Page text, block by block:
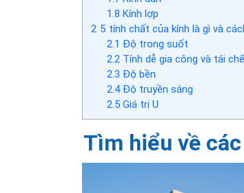
1.8 Kính lợp
2 5 tính chất của kính là gì và
2.1 Độ trong suốt
2.2Tính dễ gia công và tái chế
2.3 Độ bền
2.4Độ truyền sáng
2.5Giá trị U
Tìm hiểu về